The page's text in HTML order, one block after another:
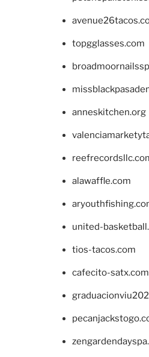
topgglasses.com
anneskitchen.org
alawaffle.com
united-
tios-tacos.com
cafecito-satx.com